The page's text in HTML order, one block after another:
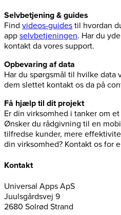
Selvbetjening & guides
Find videos-guides til hvordan
app selvbetjeningen. Har du
kontakt da vores support.
Opbevaring af data
Har du spørgsmål til hvilke data
dem slettet kontakt os da på
Få hjælp til dit projekt
Er din virksomhed i tanker om
Ønsker du rådgivning til en
tilfredse kunder, mere
din virksomhed? Kontakt os for
Kontakt
Universal Apps ApS
Juulsgårdsvej 9
2680 Solrød Strand